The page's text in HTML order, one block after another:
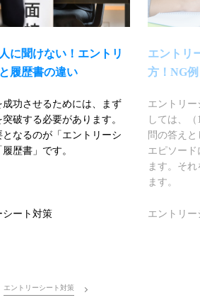
に聞けない！エントリ
履歴書の違い
成功させるためには、まず
破する必要があります。
となるのが「エントリーシ
歴書」です。
シート対策
エントリ
方！NG
エントリ
しては、
問の答え
エピソー
ます。そ
ます。
エントリ
エントリーシート対策